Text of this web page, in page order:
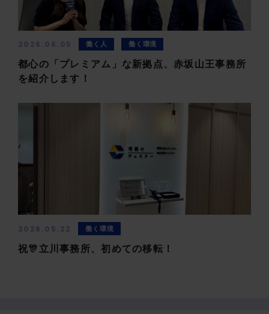
2026.06.05 働く人 働く環境
都心の「プレミアム」な新拠点、赤坂山王事務所
を紹介します！
2026.05.22 働く環境
祝🎊立川事務所、初めての移転！